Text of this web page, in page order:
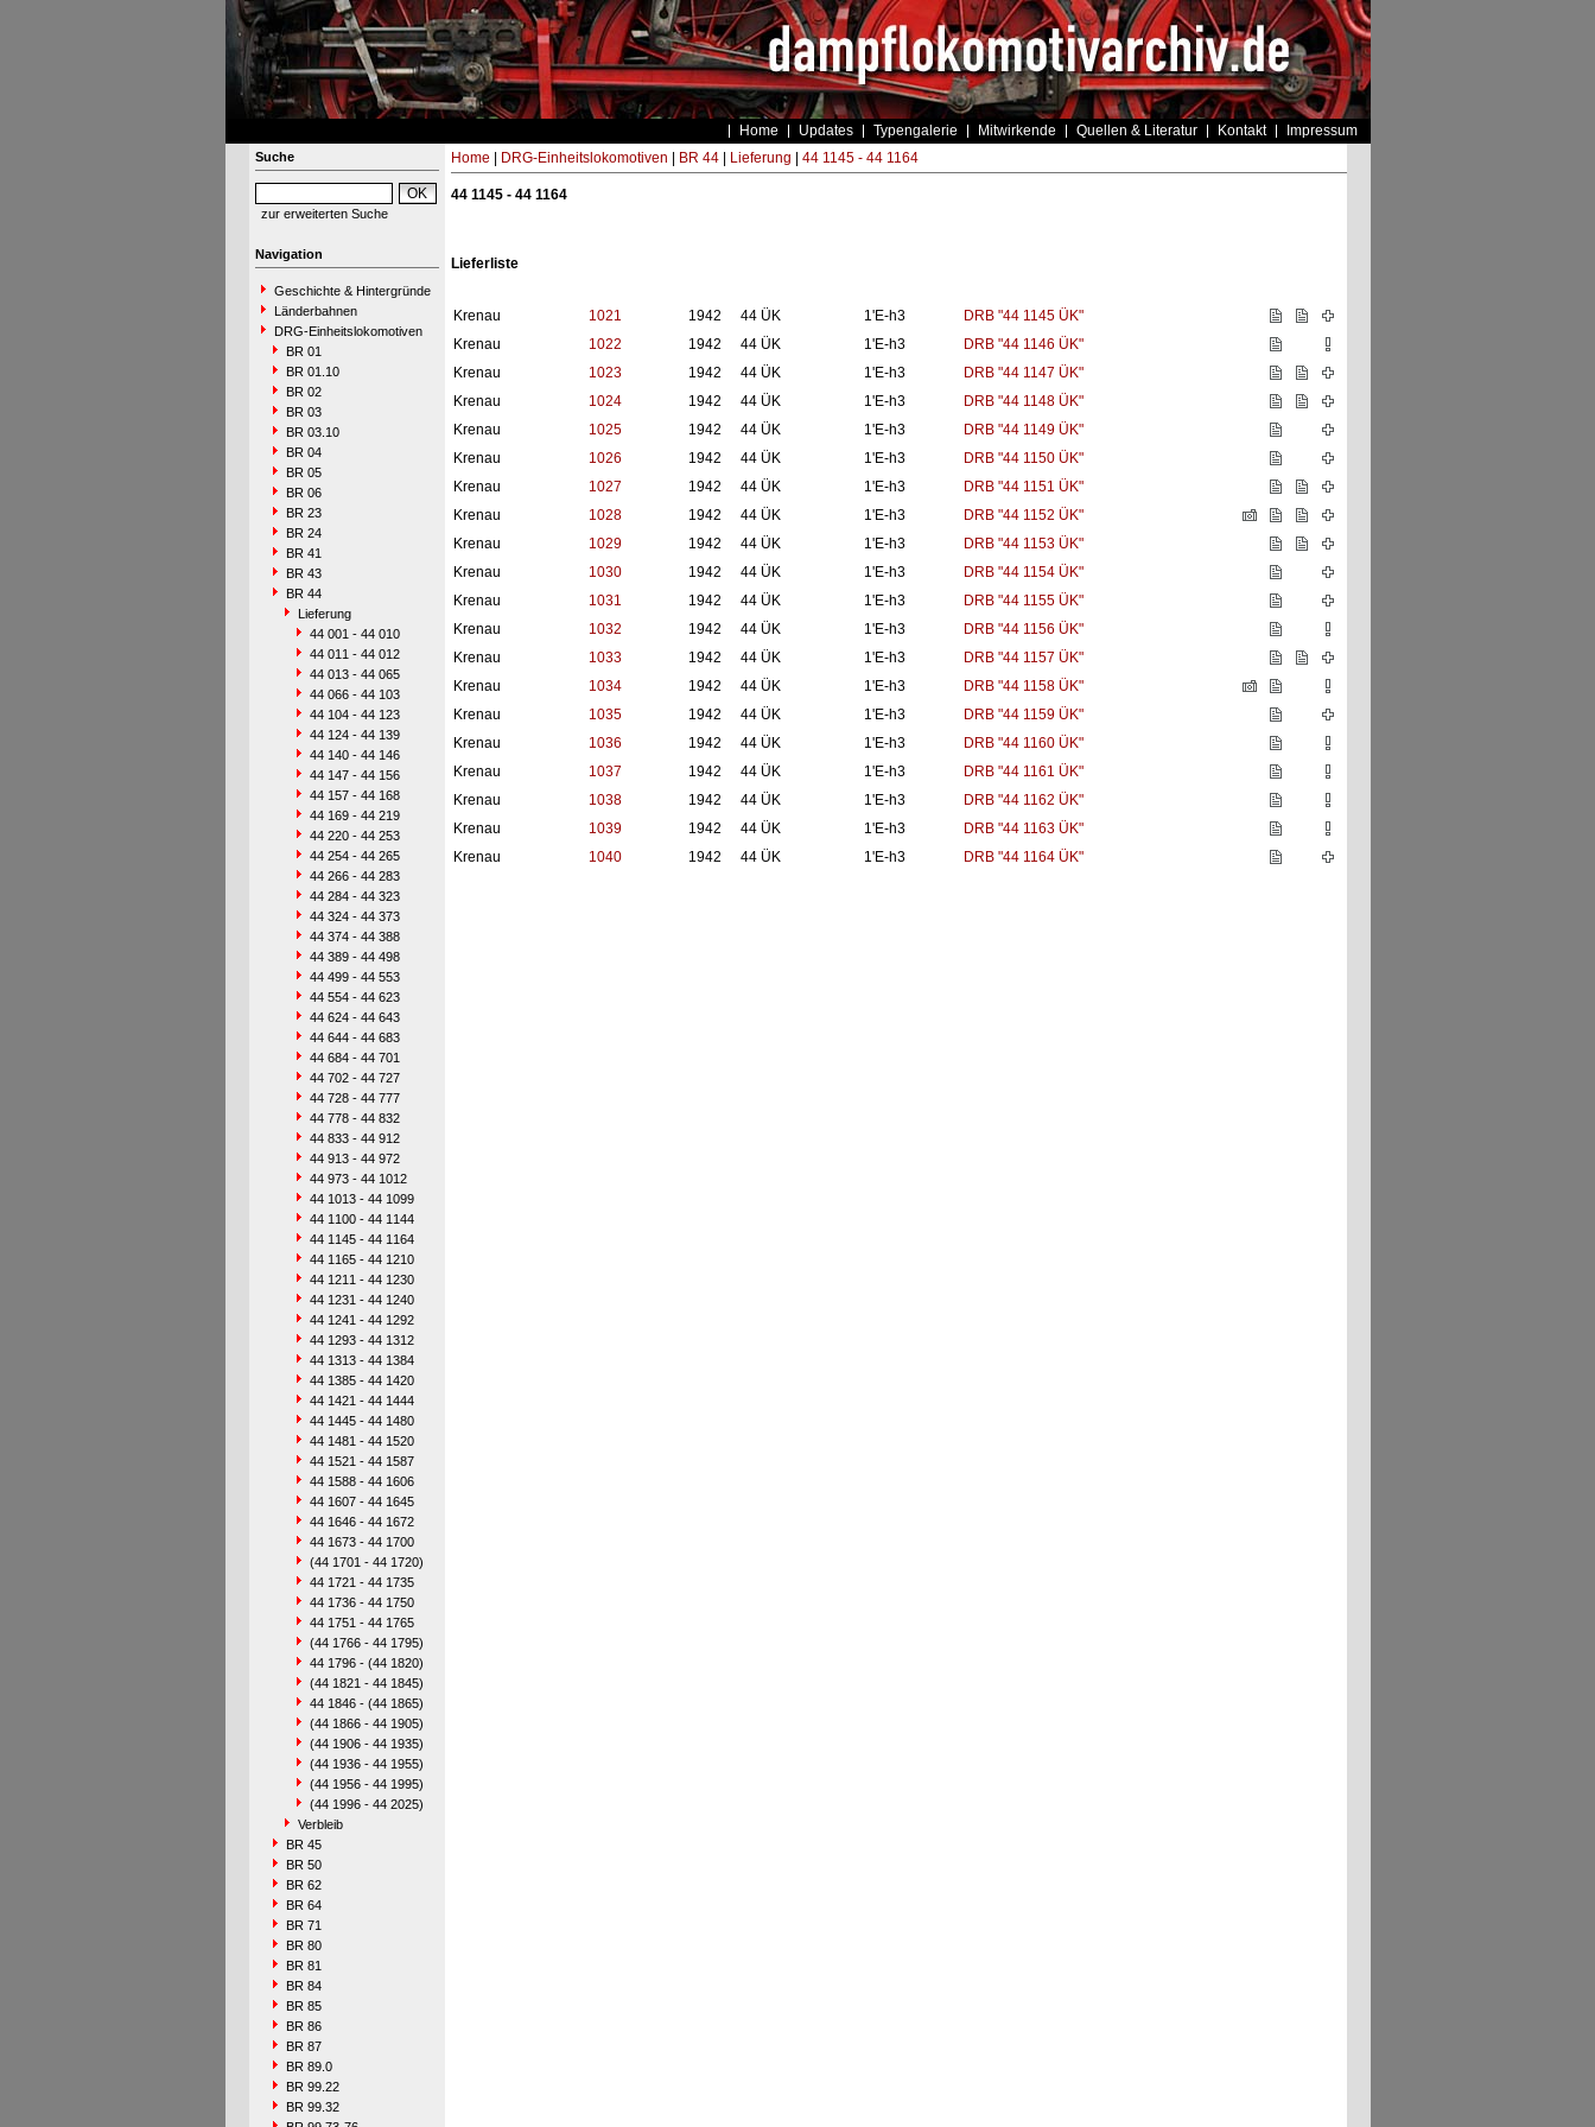
Home Updates Typengalerie Mitwirkende Quellen & Literatur Kontakt Impressum
Suche
zur erweiterten Suche
Navigation
Geschichte & Hintergründe
Länderbahnen
DRG-Einheitslokomotiven
BR 01
BR 01.10
BR 02
BR 03
BR 03.10
BR 04
BR 05
BR 06
BR 23
BR 24
BR 41
BR 43
BR 44
Lieferung
44 001 - 44 010
44 011 - 44 012
44 013 - 44 065
44 066 - 44 103
44 104 - 44 123
44 124 - 44 139
44 140 - 44 146
44 147 - 44 156
44 157 - 44 168
44 169 - 44 219
44 220 - 44 253
44 254 - 44 265
44 266 - 44 283
44 284 - 44 323
44 324 - 44 373
44 374 - 44 388
44 389 - 44 498
44 499 - 44 553
44 554 - 44 623
44 624 - 44 643
44 644 - 44 683
44 684 - 44 701
44 702 - 44 727
44 728 - 44 777
44 778 - 44 832
44 833 - 44 912
44 913 - 44 972
44 973 - 44 1012
44 1013 - 44 1099
44 1100 - 44 1144
44 1145 - 44 1164
44 1165 - 44 1210
44 1211 - 44 1230
44 1231 - 44 1240
44 1241 - 44 1292
44 1293 - 44 1312
44 1313 - 44 1384
44 1385 - 44 1420
44 1421 - 44 1444
44 1445 - 44 1480
44 1481 - 44 1520
44 1521 - 44 1587
44 1588 - 44 1606
44 1607 - 44 1645
44 1646 - 44 1672
44 1673 - 44 1700
(44 1701 - 44 1720)
44 1721 - 44 1735
44 1736 - 44 1750
44 1751 - 44 1765
(44 1766 - 44 1795)
44 1796 - (44 1820)
(44 1821 - 44 1845)
44 1846 - (44 1865)
(44 1866 - 44 1905)
(44 1906 - 44 1935)
(44 1936 - 44 1955)
(44 1956 - 44 1995)
(44 1996 - 44 2025)
Verbleib
BR 45
BR 50
BR 62
BR 64
BR 71
BR 80
BR 81
BR 84
BR 85
BR 86
BR 87
BR 89.0
BR 99.22
BR 99.32
Home DRG-Einheitslokomotiven BR 44| Lieferung 44 1145 - 44 1164
44 1145 - 44 1164
Lieferliste
Krenau 1021 1942 44 ÜK 1'E-h3
DRB "44 1145 ÜK"
Krenau
1022 1942 44 ÜK 1'E-h3
DRB "44 1146 ÜK"
Krenau
1023 1942 44 ÜK 1'E-h3
DRB "44 1147 ÜK"
Krenau
1024 1942 44 ÜK 1'E-h3
DRB "44 1148 ÜK"
Krenau
1025 1942 44 ÜK 1'E-h3
DRB "44 1149 ÜK"
Krenau
1026 1942 44 ÜK 1'E-h3
DRB "44 1150 ÜK"
Krenau
1027 1942 44 ÜK 1'E-h3
DRB "44 1151 ÜK"
Krenau
1028 1942 44 ÜK 1'E-h3
DRB "44 1152 ÜK"
Krenau
1029 1942 44 ÜK 1'E-h3
DRB "44 1153 ÜK"
Krenau
1030 1942 44 ÜK 1'E-h3
DRB "44 1154 ÜK"
Krenau
1031 1942 44 ÜK 1'E-h3
DRB "44 1155 ÜK"
Krenau
1032 1942 44 ÜK 1'E-h3
DRB "44 1156 ÜK"
Krenau
1033 1942 44 ÜK 1'E-h3
DRB "44 1157 ÜK"
Krenau
1034 1942 44 ÜK 1'E-h3
DRB "44 1158 ÜK"
Krenau
1035 1942 44 ÜK 1'E-h3
DRB "44 1159 ÜK"
Krenau
1036 1942 44 ÜK 1'E-h3
DRB "44 1160 ÜK"
Krenau
1037 1942 44 ÜK 1'E-h3
DRB "44 1161 ÜK"
Krenau
1038 1942 44 ÜK 1'E-h3
DRB "44 1162 ÜK"
Krenau
1039 1942 44 ÜK 1'E-h3
DRB "44 1163 ÜK"
Krenau
1040 1942 44 ÜK 1'E-h3 DRB "44 1164 ÜK"